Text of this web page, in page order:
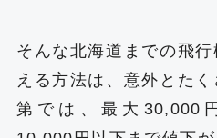
そんな北海道までの飛
える方法は、意外とた
第では、最大30,000